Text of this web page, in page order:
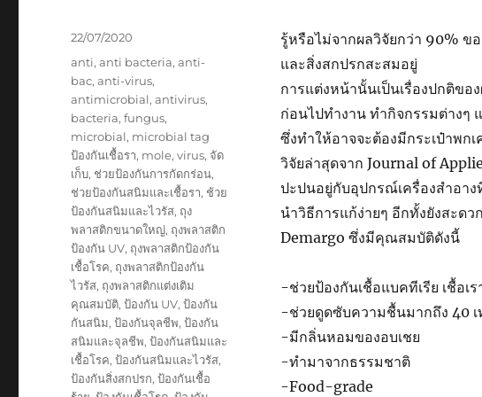
รู้หรือไม่จากผลวิจัยกว่า 90%
และสิ่งสกปรกสะสมอยู่
การแต่งหน้านั้นเป็นเรื่องปกติข
ก่อนไปทำงาน ทำกิจกรรมต่างๆ
ซึ่งทำให้อาจจะต้องมีกระเป๋าพก
วิจัยล่าสุดจาก Journal of
ปะปนอยู่กับอุปกรณ์เครื่องสำอา
นำวิธีการแก้ง่ายๆ อีกทั้งยังสะด
Demargo ซึ่งมีคุณสมบัติดังนี้
-ช่วยป้องกันเชื้อแบคทีเรีย เชื้อเร
-ช่วยดูดซับความชื้นมากถึง 40
-มีกลิ่นหอมของอบเชย
-ทำมาจากธรรมชาติ
-Food-grade
Posted
22/07/2020
Tags
anti,anti bacteria,anti-
bac,anti-virus,
antimicrobial,antivirus,
bacteria,fungus,
microbial, microbial tag
ป้องกันเชื้อรา, mole,virus, จัด
เก็บ, ช่วยป้องกันการกัดกร่อน,
ช่วยป้องกันสนิมและเชื้อรา, ช้วย
ป้องกันสนิมและไวรัส, ถุง
พลาสติกขนาดใหญ่, ถุงพลาสติก
ป้องกัน UV, ถุงพลาสติกป้องกัน
เชื้อโรค, ถุงพลาสติกป้องกัน
ไวรัส, ถุงพลาสติกแต่งเติม
คุณสมบัติ,ป้องกัน UV,ป้องกัน
กันสนิม,ป้องกันจุลชีพ,ป้องกัน
สนิมและจุลชีพ,ป้องกันสนิมและ
เชื้อโรค,ป้องกันสนิมและไวรัส,
ป้องกันสิ่งสกปรก,ป้องกันเชื้อ